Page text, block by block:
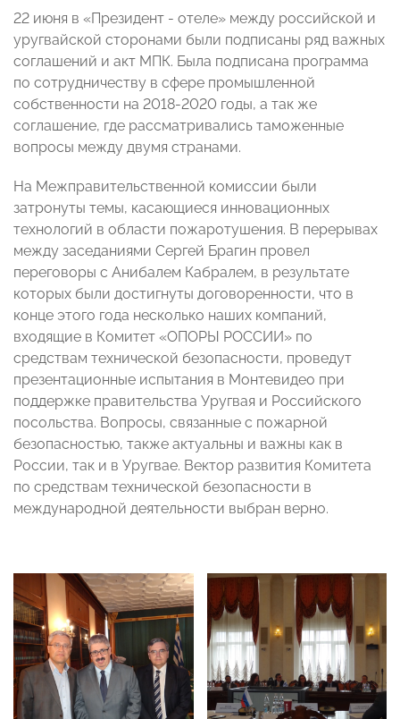
22 июня в «Президент - отеле» между российской и
уругвайской сторонами были подписаны ряд важных
соглашений и акт МПК. Была подписана программа
по сотрудничеству в сфере промышленной
собственности на 2018-2020 годы, а так же
соглашение, где рассматривались таможенные
вопросы между двумя странами.
На Межправительственной комиссии были
затронуты темы, касающиеся инновационных
технологий в области пожаротушения. В перерывах
между заседаниями Сергей Брагин провел
переговоры с Анибалем Кабралем, в результате
которых были достигнуты договоренности, что в
конце этого года несколько наших компаний,
входящие в Комитет «ОПОРЫ РОССИИ» по
средствам технической безопасности, проведут
презентационные испытания в Монтевидео при
поддержке правительства Уругвая и Российского
посольства. Вопросы, связанные с пожарной
безопасностью, также актуальны и важны как в
России, так и в Уругвае. Вектор развития Комитета
по средствам технической безопасности в
международной деятельности выбран верно.